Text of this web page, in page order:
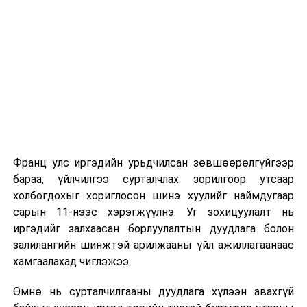
2026 оны 9 дүгээр сарын 13-наас оюутнуудыг
дотуур байранд оруулж эхэлнэ.
Сургууль, цэцэрлэгийн үйл ажиллагааны
зохицуулалт
2026 оны 8 дугаар сарын 17–28-ны өдрүүдэд
байранд элсэлт, бүртгэл болон бусад аливаа
Франц улс иргэдийн урьдчилсан зөвшөөрөлгүйгээр
бараа, үйлчилгээ сурталчлах зорилгоор утсаар
холбогдохыг хориглосон шинэ хуулийг наймдугаар
сарын 11-нээс хэрэгжүүлнэ. Уг зохицуулалт нь
иргэдийг залхаасан борлуулалтын дуудлага болон
залилангийн шинжтэй арилжааны үйл ажиллагаанаас
хамгаалахад чиглэжээ.
Өмнө нь сурталчилгааны дуудлага хүлээн авахгүй